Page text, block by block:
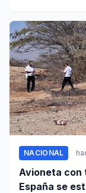
NACIONAL
Avioneta con
España se